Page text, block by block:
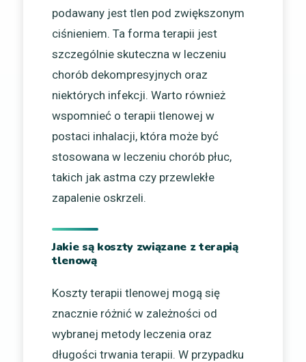
podawany jest tlen pod zwiększonym
ciśnieniem. Ta forma terapii jest
szczególnie skuteczna w leczeniu
chorób dekompresyjnych oraz
niektórych infekcji. Warto również
wspomnieć o terapii tlenowej w
postaci inhalacji, która może być
stosowana w leczeniu chorób płuc,
takich jak astma czy przewlekłe
zapalenie oskrzeli.
Jakie są koszty związane z terapią
tlenową
Koszty terapii tlenowej mogą się
znacznie różnić w zależności od
wybranej metody leczenia oraz
długości trwania terapii. W przypadku